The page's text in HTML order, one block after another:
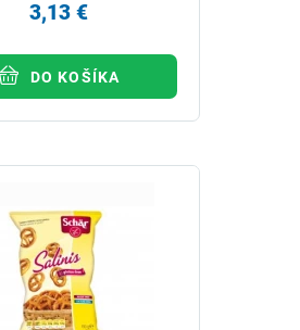
3,13 €
DO KOŠÍKA